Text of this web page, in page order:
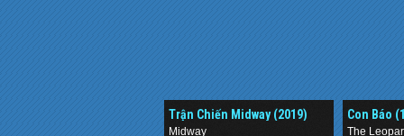
Trận Chiến Midway (2019)
Midway
Con Báo
The